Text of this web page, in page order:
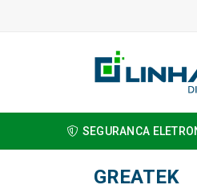
SEGURANCA
GREATEK